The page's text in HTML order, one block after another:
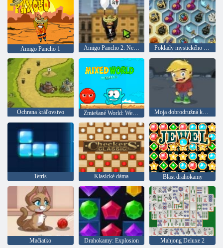
Amigo Pancho 1 Amigo Pancho 2: New York Party Poklady mystického mora
Ochrana kráľovstvo Zmiešané World: Weekend Moja dobrodružná kniha 2
Tetris Klasické dáma Blast drahokamy
Mačiatko Drahokamy: Explosion Mahjong Deluxe 2